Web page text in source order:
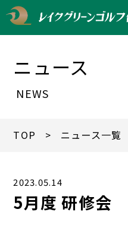
ニュース
NEWS
TOP > ニュース一覧
2023.05.14
5月度 研修会